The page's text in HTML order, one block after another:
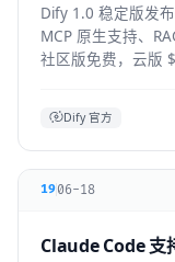
Dify 1.0 稳定版发
MCP 原生支持、
社区版免费，云版
Dify 官方
1906-18
Claude Code 支